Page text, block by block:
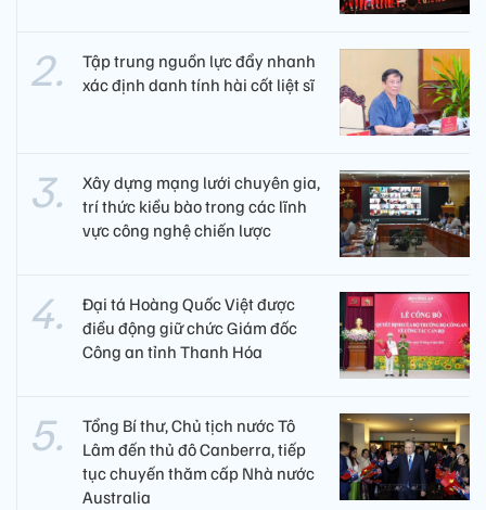
Tập trung nguồn lực đẩy nhanh
xác định danh tính hài cốt liệt sĩ
Xây dựng mạng lưới chuyên gia,
trí thức kiều bào trong các lĩnh
vực công nghệ chiến lược
Đại tá Hoàng Quốc Việt được
điều động giữ chức Giám đốc
Công an tỉnh Thanh Hóa
Tổng Bí thư, Chủ tịch nước Tô
Lâm đến thủ đô Canberra, tiếp
tục chuyến thăm cấp Nhà nước
Australia